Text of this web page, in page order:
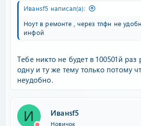
Иванsf5 написал(а):
Ноут в ремонте , через тлфн не
инфой
Тебе никто не будет в 100501й раз
одну и ту же тему только потому
неудобно.
И Иванsf5
Новичок